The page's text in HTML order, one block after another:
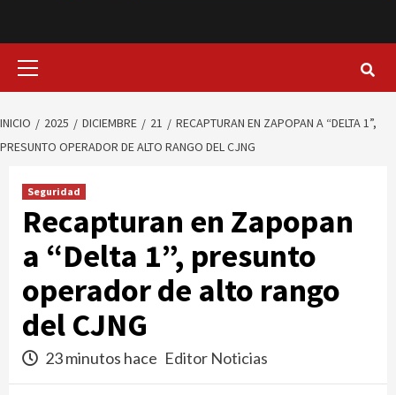
Menú
INICIO 2025 DICIEMBRE 21
RECAPTURAN EN ZAPOPAN A “DELTA 1”,
PRESUNTO OPERADOR DE ALTO RANGO DEL CJNG
Seguridad
Recapturan en Zapopan
a “Delta 1”, presunto
operador de alto rango
del CJNG
23 minutos hace Editor Noticias